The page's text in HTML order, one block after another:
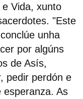
Vida, xunto
"Este
unha
por algúns
de Asís,
pedir perdón e
esperanza. As